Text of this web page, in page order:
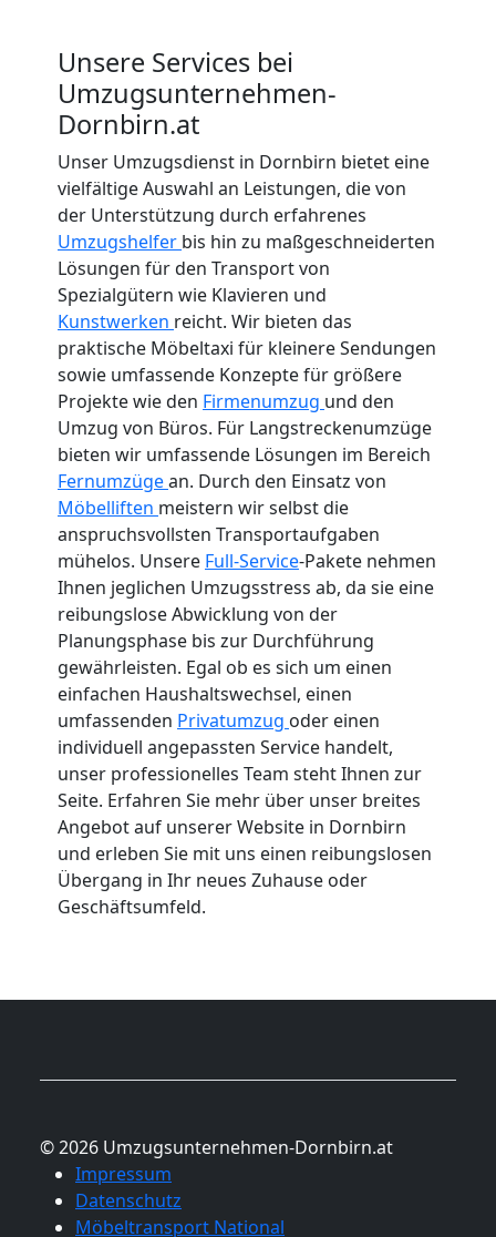
Unsere Services bei
Umzugsunternehmen-
Dornbirn.at
Unser Umzugsdienst in Dornbirn bietet eine
vielfältige Auswahl an Leistungen, die von
der Unterstützung durch erfahrenes
Umzugshelfer bis hin zu maßgeschneiderten
Lösungen für den Transport von
Spezialgütern wie Klavieren und
Kunstwerken reicht. Wir bieten das
praktische Möbeltaxi für kleinere Sendungen
sowie umfassende Konzepte für größere
Projekte wie den Firmenumzug und den
Umzug von Büros. Für Langstreckenumzüge
bieten wir umfassende Lösungen im Bereich
Fernumzügean. Durch den Einsatz von
Möbelliften meistern wir selbst die
anspruchsvollsten Transportaufgaben
mühelos. Unsere Full-Service-Pakete nehmen
Ihnen jeglichen Umzugsstress ab, da sie eine
reibungslose Abwicklung von der
Planungsphase bis zur Durchführung
gewährleisten. Egal ob es sich um einen
einfachen Haushaltswechsel, einen
umfassenden Privatumzug oder einen
individuell angepassten Service handelt,
unser professionelles Team steht Ihnen zur
Seite. Erfahren Sie mehr über unser breites
Angebot auf unserer Website in Dornbirn
und erleben Sie mit uns einen reibungslosen
Übergang in Ihr neues Zuhause oder
Geschäftsumfeld.
© 2026 Umzugsunternehmen-Dornbirn.at
Impressum
Datenschutz
Möbeltransport National